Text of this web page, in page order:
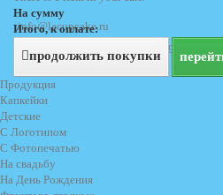
info@lacupcake.ru
+7 (495) 729 69 62
+7 (903) 729 69 62
На сумму
Итого, к оплате:
продолжить покупки
Продукция
Капкейки
Детские
С Логотипом
С Фотопечатью
На свадьбу
На День Рождения